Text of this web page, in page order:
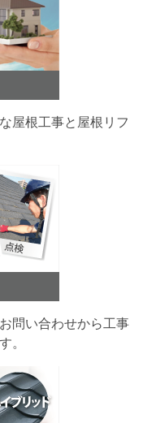
屋根工事と屋根リフ
問い合わせから工事
。